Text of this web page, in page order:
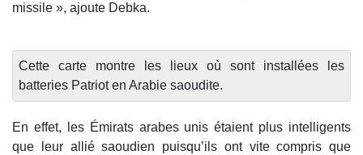
missile », ajoute Debka.
Cette carte montre les lieux où sont installées les
batteries Patriot en Arabie saoudite.
En effet, les Émirats arabes unis étaient plus intelligents
que leur allié saoudien puisqu’ils ont vite compris que